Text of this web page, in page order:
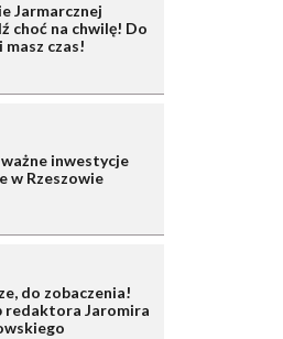
Jarmarcznej
choć na chwilę! Do
masz czas!
inwestycje
w Rzeszowie
do zobaczenia!
redaktora Jaromira